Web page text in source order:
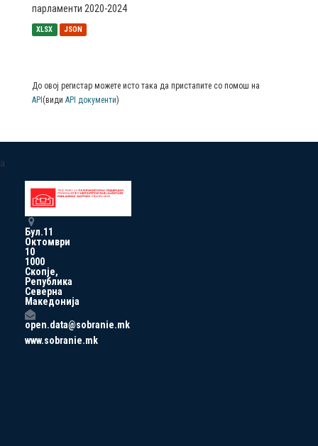
парламенти 2020-2024
XLSX JSON
До овој регистар можете исто така да пристапите со помош на
API (види API документи)
a
Бул.11
Октомври
10
1000
Скопје,
Република
Северна
Македонија
open.data@sobranie.mk
www.sobranie.mk